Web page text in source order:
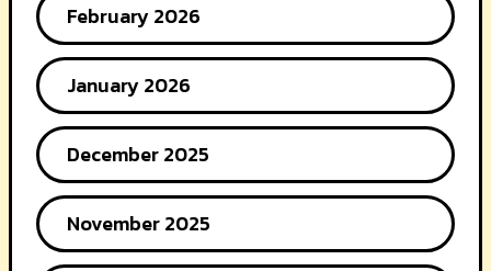
February 2026
January 2026
December 2025
November 2025